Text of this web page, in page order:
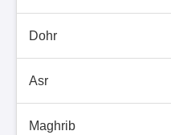
Dohr
Asr
Maghrib